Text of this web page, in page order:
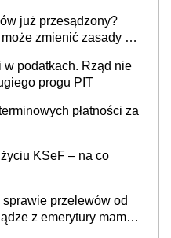
już przesądzony?
zmienić zasady gry
w podatkach. Rząd nie
progu PIT
płatności za
KSeF – na co
przelewów od
z emerytury mamy